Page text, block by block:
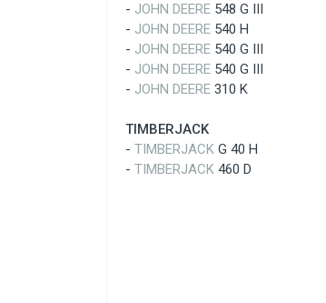
- JOHN DEERE 548 G III
- JOHN DEERE 540 H
- JOHN DEERE 540 G III
- JOHN DEERE 540 G III
- JOHN DEERE 310 K
TIMBERJACK
- TIMBERJACK G 40 H
- TIMBERJACK 460 D